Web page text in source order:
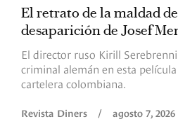
El retrato de la maldad de
desaparición de Josef
El director ruso Kirill
criminal alemán en esta
cartelera colombiana.
Revista Diners / agosto 7, 2026